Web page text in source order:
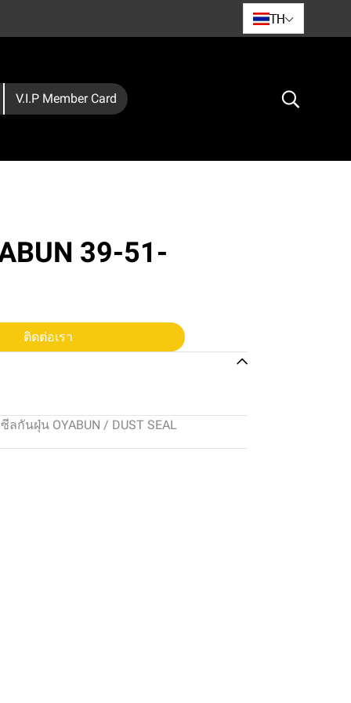
TH
V.I.P Member Card
39-51-
ติดต่อเรา
ซีลกันฝุ่น OYABUN / DUST SEAL